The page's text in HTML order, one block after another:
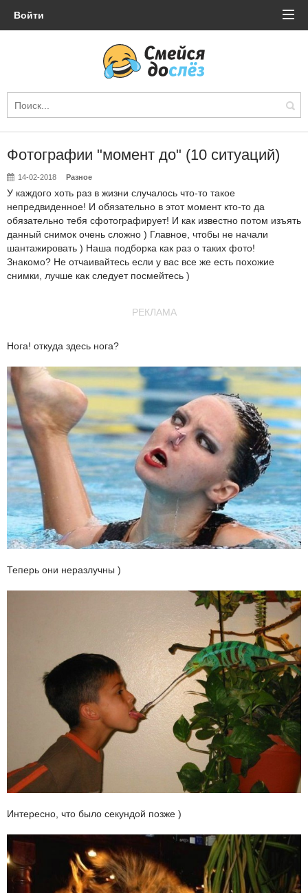
Войти
Фотографии "момент до" (10 ситуаций)
14-02-2018 Разное
У каждого хоть раз в жизни случалось что-то такое
непредвиденное! И обязательно в этот момент кто-то да
обязательно тебя сфотографирует! И как известно потом изъять
данный снимок очень сложно ) Главное, чтобы не начали
шантажировать ) Наша подборка как раз о таких фото!
Знакомо? Не отчаивайтесь если у вас все же есть похожие
снимки, лучше как следует посмейтесь )
РЕКЛАМА
Нога! откуда здесь нога?
Теперь они неразлучны )
Интересно, что было секундой позже )